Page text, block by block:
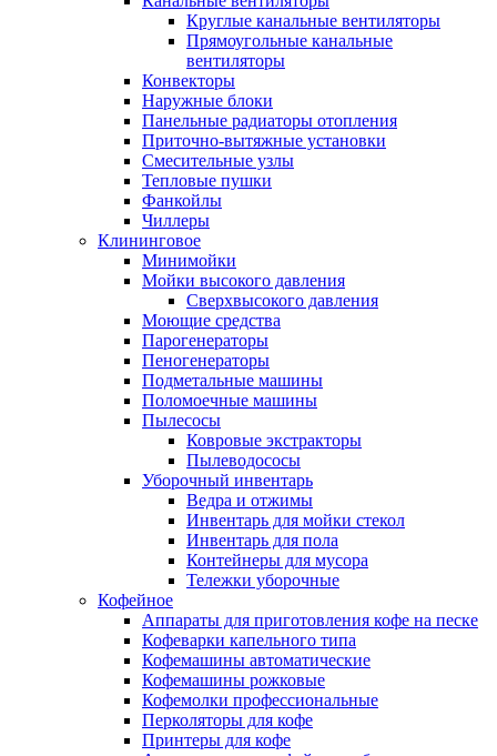
Круглые канальные вентиляторы
Прямоугольные канальные
вентиляторы
Конвекторы
Наружные блоки
Панельные радиаторы отопления
Приточно-вытяжные установки
Смесительные узлы
Тепловые пушки
Фанкойлы
Чиллеры
Клининговое
Минимойки
Мойки высокого давления
Сверхвысокого давления
Моющие средства
Парогенераторы
Пеногенераторы
Подметальные машины
Поломоечные машины
Пылесосы
Ковровые экстракторы
Пылеводососы
Уборочный инвентарь
Ведра и отжимы
Инвентарь для мойки стекол
Инвентарь для пола
Контейнеры для мусора
Тележки уборочные
Кофейное
Аппараты для приготовления кофе на песке
Кофеварки капельного типа
Кофемашины автоматические
Кофемашины рожковые
Кофемолки профессиональные
Перколяторы для кофе
Принтеры для кофе